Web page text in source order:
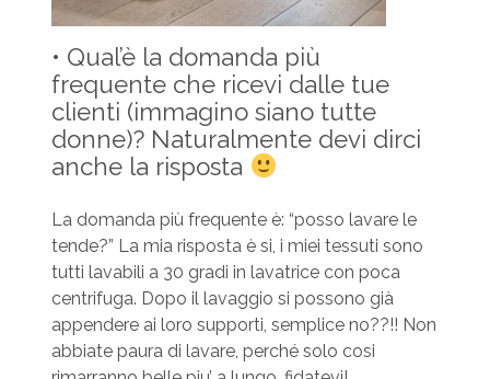
• Qual’è la domanda più
frequente che ricevi dalle tue
clienti (immagino siano tutte
donne)? Naturalmente devi dirci
anche la risposta
La domanda più frequente è: “posso lavare le
tende?” La mia risposta è si, i miei tessuti sono
tutti lavabili a 30 gradi in lavatrice con poca
centrifuga. Dopo il lavaggio si possono già
appendere ai loro supporti, semplice no??!! Non
abbiate paura di lavare, perché solo cosi